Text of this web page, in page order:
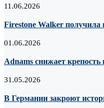
11.06.2026
Firestone Walker получила
01.06.2026
Adnams снижает
31.05.2026
В Германии закроют